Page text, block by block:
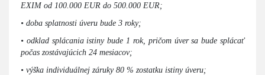
EXIM od 100.000 EUR do 500.000 EUR;
• doba splatnosti úveru bude 3 roky;
• odklad splácania istiny bude 1 rok, pričom úver sa bude splácať
počas zostávajúcich 24 mesiacov;
• výška individuálnej záruky 80 % zostatku istiny úveru;